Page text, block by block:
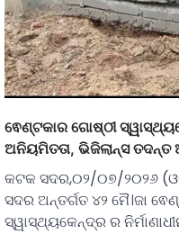
ଵେଣ୍ଟକାର ଗୋଷ୍ଠୀ
ଅନିୟମିତତା, ଭିଜିଲାନ୍ସ
କଟକ ସଦର,୦୨/୦୭/୨୦୨୬
ସଦର ଅନ୍ତର୍ଗତ ୪୨ ମୈ।ଜା
ସ୍ୱାସ୍ଥ୍ୟକେନ୍ଦ୍ର ର